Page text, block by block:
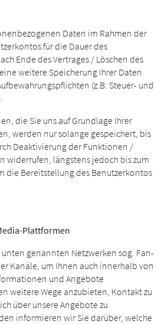
Daten im Rahmen der
für die Dauer des
Ende des Vertrages / Löschen des
weitere Speicherung Ihrer Daten
(z.B. Steuer- und
die Sie uns auf Grundlage Ihrer
werden nur solange gespeichert, bis
Deaktivierung der Funktionen /
widerrufen, längstens jedoch bis zum
die Bereitstellung des Benutzerkontos
Plattformen
genannten Netzwerken sog. Fan-
Kanäle, um Ihnen auch innerhalb von
und Angebote
weitere Wege anzubieten, Kontakt zu
über unsere Angebote zu
informieren wir Sie darüber, welche